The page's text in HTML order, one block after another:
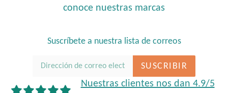
conoce nuestras marcas
Suscríbete a nuestra lista de correos
SUSCRIBIR
Nuestras clientes nos dan 4.9/5